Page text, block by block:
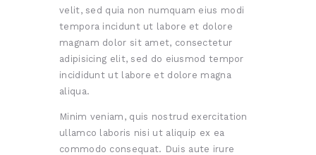
velit, sed quia non numquam eius modi
tempora incidunt ut labore et dolore
magnam dolor sit amet, consectetur
adipisicing elit, sed do eiusmod tempor
incididunt ut labore et dolore magna
aliqua.
Minim veniam, quis nostrud exercitation
ullamco laboris nisi ut aliquip ex ea
commodo consequat. Duis aute irure